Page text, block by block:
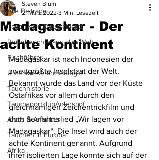
Alle Beiträge
Tauchen in Deutschland
Reiseberichte aus aller Welt
Fischführer
Unterwasserarchäologie
Tauchhistorie
TauchsportklubAdlershof
Arktis & Antarktis
Tauchen in Europa
Afrika
Madagaskar - Der
achte Kontinent
Steven Blum
2. März 2022 3 Min. Lesezeit
Madagaskar ist nach Indonesien der
zweitgrößte Inselstaat der Welt.
Bekannt wurde das Land vor der Küste
Ostafrikas vor allem durch den
gleichnamigen Zeichentrickfilm und
dem Seefahrerlied „Wir lagen vor
Madagaskar“. Die Insel wird auch der
achte Kontinent genannt. Aufgrund
ihrer isolierten Lage konnte sich auf der